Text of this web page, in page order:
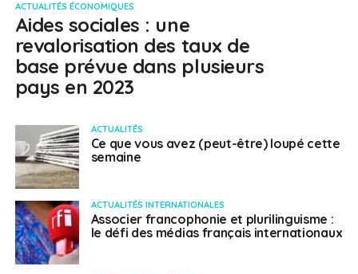
ACTUALITÉS ÉCONOMIQUES
Aides sociales : une
revalorisation des taux de
base prévue dans plusieurs
pays en 2023
ACTUALITÉS
Ce que vous avez (peut-être) loupé cette
semaine
ACTUALITÉS INTERNATIONALES
Associer francophonie et plurilinguisme :
le défi des médias français internationaux